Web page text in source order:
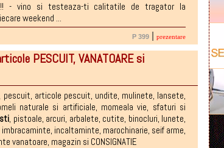
- vino si testeaza-ti calitatile de tragator la
weekend ...
1436783716370192
P 399 prezentare
PESCUIT, VANATOARE si
pescuit, articole pescuit, undite, mulinete, lansete,
naturale si artificiale, momeala vie, sfaturi si
, pistoale, arcuri, arbalete, cutite, binocluri, lunete,
imbracaminte, incaltaminte, marochinarie, seif arme,
vanatoare, magazin si CONSIGNATIE